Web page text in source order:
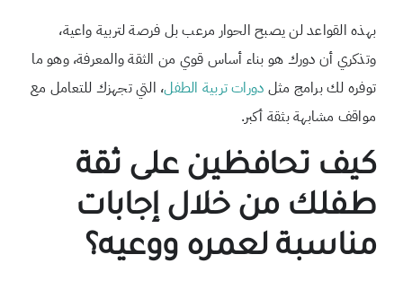
بهذه القواعد لن يصبح الحوار مرعب بل فرصة لتربية واعية،
وتذكري أن دورك هو بناء أساس قوي من الثقة والمعرفة، وهو ما
توفره لك برامج مثل دورات تربية الطفل، التي تجهزك للتعامل مع
مواقف مشابهة بثقة أكبر.
كيف تحافظين على ثقة
طفلك من خلال إجابات
مناسبة لعمره ووعيه؟